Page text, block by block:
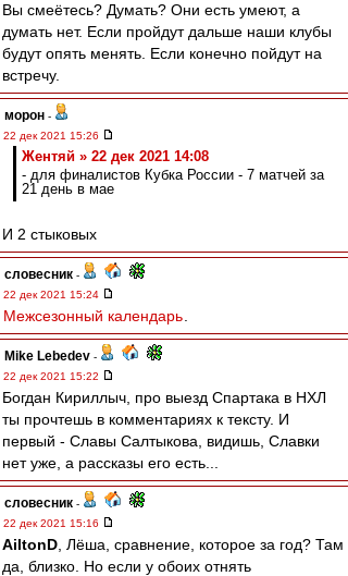
Вы смеётесь? Думать? Они есть умеют, а
думать нет. Если пройдут дальше наши клубы
будут опять менять. Если конечно пойдут на
встречу.
морон -
22 дек 2021 15:26
Жентяй » 22 дек 2021 14:08
- для финалистов Кубка России - 7 матчей за
21 день в мае
И 2 стыковых
словесник -
22 дек 2021 15:24
Межсезонный календарь
Mike Lebedev -
22 дек 2021 15:22
Богдан Кириллыч, про выезд Спартака в НХЛ
ты прочтешь в комментариях к тексту. И
первый - Славы Салтыкова, видишь, Славки
нет уже, а рассказы его есть...
словесник -
22 дек 2021 15:16
AiltonD , Лёша, сравнение, которое за год? Там
да, близко. Но если у обоих отнять